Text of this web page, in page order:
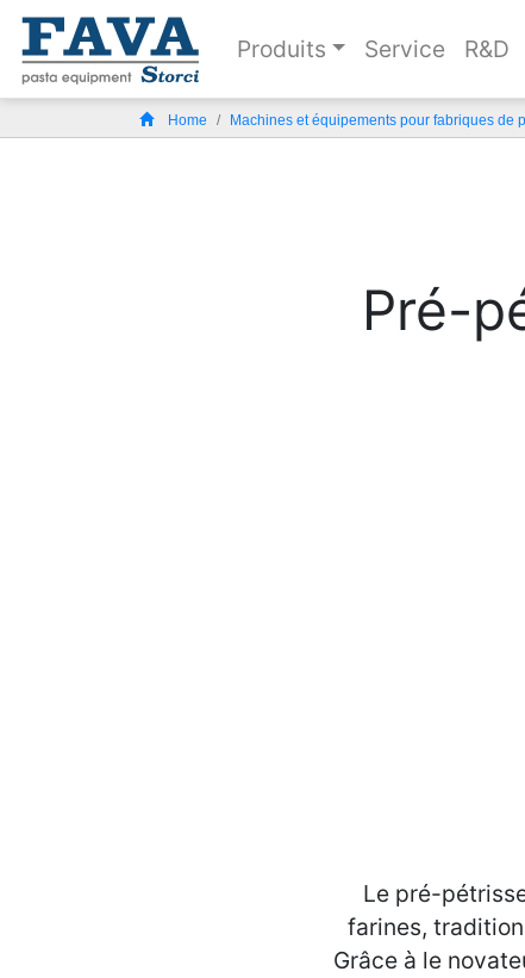
Produits Service R&D
Home Machines et équipements pour fabriques de
Pré-
Le pré-
farines,
Grâce à le